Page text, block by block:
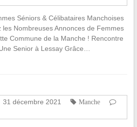
Séniors & Célibataires Manchoises
Nombreuses Annonces de Femmes
Commune de la Manche ! Rencontre
Senior à Lessay Grâce…
31 décembre 2021
Manche